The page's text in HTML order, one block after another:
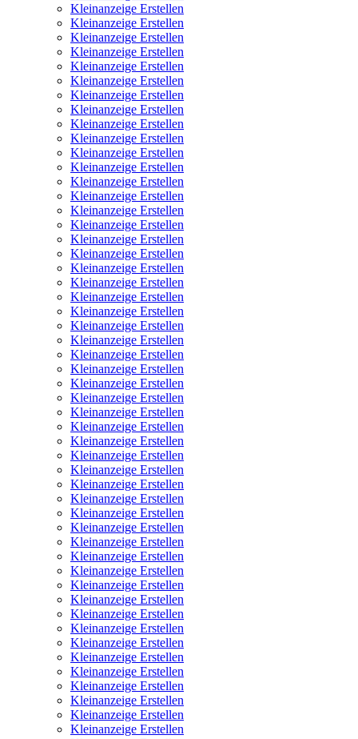
Kleinanzeige Erstellen
Kleinanzeige Erstellen
Kleinanzeige Erstellen
Kleinanzeige Erstellen
Kleinanzeige Erstellen
Kleinanzeige Erstellen
Kleinanzeige Erstellen
Kleinanzeige Erstellen
Kleinanzeige Erstellen
Kleinanzeige Erstellen
Kleinanzeige Erstellen
Kleinanzeige Erstellen
Kleinanzeige Erstellen
Kleinanzeige Erstellen
Kleinanzeige Erstellen
Kleinanzeige Erstellen
Kleinanzeige Erstellen
Kleinanzeige Erstellen
Kleinanzeige Erstellen
Kleinanzeige Erstellen
Kleinanzeige Erstellen
Kleinanzeige Erstellen
Kleinanzeige Erstellen
Kleinanzeige Erstellen
Kleinanzeige Erstellen
Kleinanzeige Erstellen
Kleinanzeige Erstellen
Kleinanzeige Erstellen
Kleinanzeige Erstellen
Kleinanzeige Erstellen
Kleinanzeige Erstellen
Kleinanzeige Erstellen
Kleinanzeige Erstellen
Kleinanzeige Erstellen
Kleinanzeige Erstellen
Kleinanzeige Erstellen
Kleinanzeige Erstellen
Kleinanzeige Erstellen
Kleinanzeige Erstellen
Kleinanzeige Erstellen
Kleinanzeige Erstellen
Kleinanzeige Erstellen
Kleinanzeige Erstellen
Kleinanzeige Erstellen
Kleinanzeige Erstellen
Kleinanzeige Erstellen
Kleinanzeige Erstellen
Kleinanzeige Erstellen
Kleinanzeige Erstellen
Kleinanzeige Erstellen
Kleinanzeige Erstellen